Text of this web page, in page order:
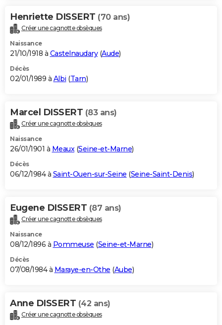
Henriette DISSERT (70 ans)
Créer une cagnotte obsèques
Naissance
21/10/1918 à Castelnaudary(Aude)
Décès
02/01/1989 à Albi (Tarn)
Marcel DISSERT (83 ans)
Créer une cagnotte obsèques
Naissance
26/01/1901 à Meaux(Seine-et-Marne)
Décès
06/12/1984 à Saint-Ouen-sur-Seine (Seine-Saint-Denis)
Eugene DISSERT (87 ans)
Créer une cagnotte obsèques
Naissance
08/12/1896 à Pommeuse (Seine-et-Marne)
Décès
07/08/1984 à Maraye-en-Othe (Aube)
Anne DISSERT (42 ans)
Créer une cagnotte obsèques